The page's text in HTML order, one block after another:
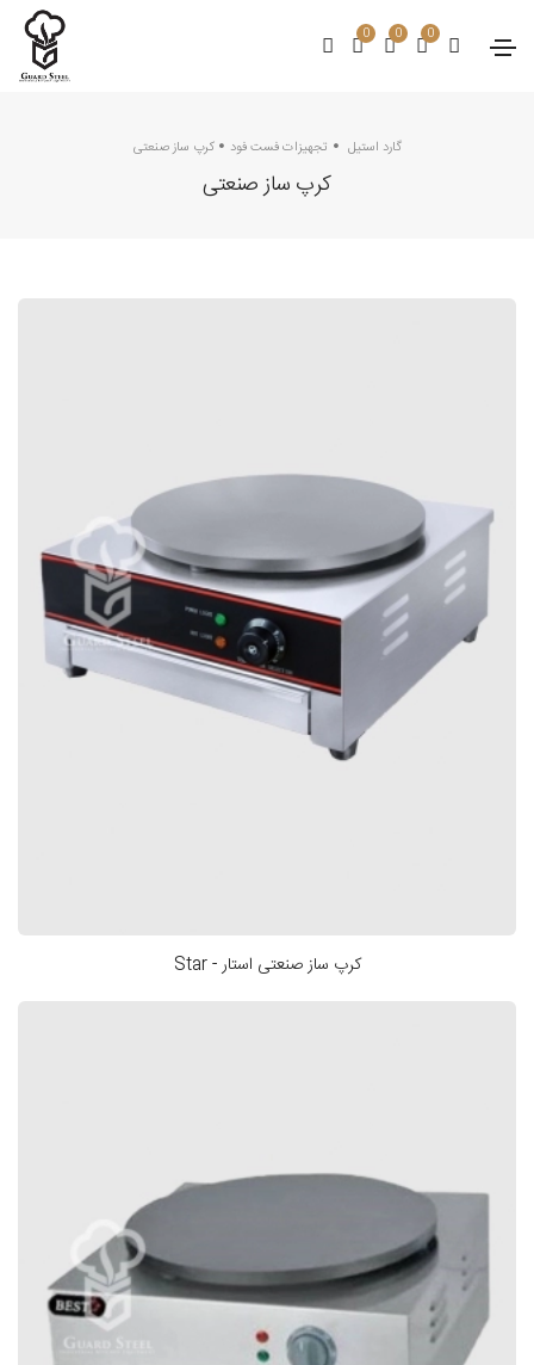
0 0 0
گارد استیل تجهیزات فست فود کرپ ساز صنعتی
کرپ ساز صنعتی
کرپ ساز صنعتی استار - Star